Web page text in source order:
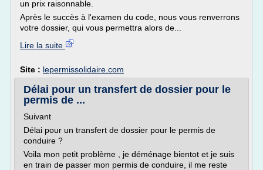
un prix raisonnable.
Après le succès à l'examen du code, nous vous renverrons
votre dossier, qui vous permettra alors de...
Lire la suite
Site : lepermissolidaire.com
Délai pour un transfert de dossier pour le
permis de ...
Suivant
Délai pour un transfert de dossier pour le permis de
conduire ?
Voila mon petit problème , je déménage bientot et je suis
en train de passer mon permis de conduire, il me reste